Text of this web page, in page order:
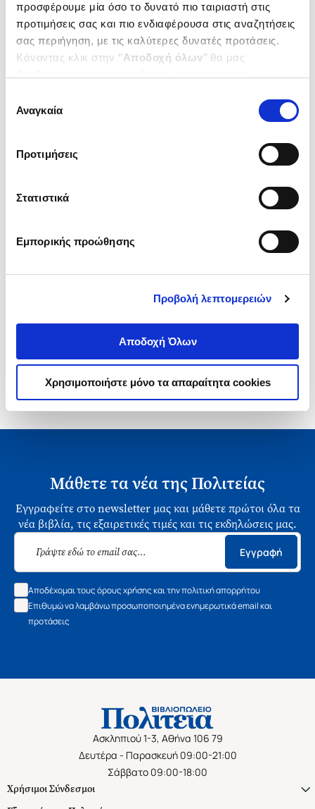
προσφέρουμε μία όσο το δυνατό πιο ταιριαστή στις
προτιμήσεις σας και πιο ενδιαφέρουσα στις αναζητήσεις
σας περιήγηση, με τις καλύτερες δυνατές προτάσεις.
Κάνοντας κλικ στην ‘’Αποδοχή όλων’’ θα μας
ενδιαφέρουν και να επιλέξετε από τα παρακάτω με την
΄΄και να ενημερωθείτε σχετικά με
συγκατάθεσης
Αναγκαία
Προτιμήσεις
Στατιστικά
Εμπορικής προώθησης
Προβολή λεπτομερειών
Αποδοχή Όλων
Χρησιμοποιήστε μόνο τα απαραίτητα cookies
KRISTNY GERDUR
Τιμή ΈκδοσηςΤιμή Πολιτείας
Μάθετε τα νέα της Πολιτείας
Εγγραφείτε στο newsletter μας και μάθετε πρώτοι όλα τα
νέα βιβλία, τις εξαιρετικές τιμές και τις εκδηλώσεις μας.
Εγγραφή
Αποδέχομαι τους όρους χρήσης και την πολιτική απορρήτου
Επιθυμώ να λαμβάνω προσωποποιημένα ενημερωτικά email και
προτάσεις
Ασκληπιού 1-3, Αθήνα 106 79
Δευτέρα - Παρασκευή 09:00-21:00
Σάββατο 09:00-18:00
Χρήσιμοι Σύνδεσμοι